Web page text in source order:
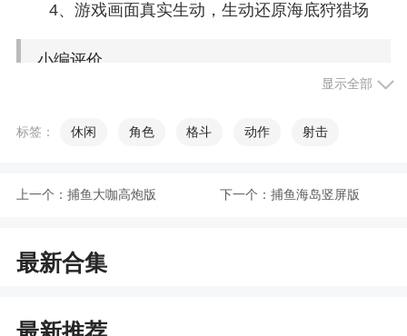
4、游戏画面真实生动，生动还原海底狩猎场
小编评价
本客户端下载，玩家们可以在这里尽情感受到最新
满屏飞，人人都能一夜暴富，超高的收益，让你玩
2、玩家不用再将手机横置，单手便可轻松捕
鱼。丰富多彩的鱼类，全新的3D技术渲染，维美的
玩法，展现不同的捕鱼技巧，多人联机，随时随地
显示全部
标签： 休闲 角色 格斗 动作 射击
上一个： 捕鱼大咖高炮版 下一个： 捕鱼海岛竖屏版
最新合集